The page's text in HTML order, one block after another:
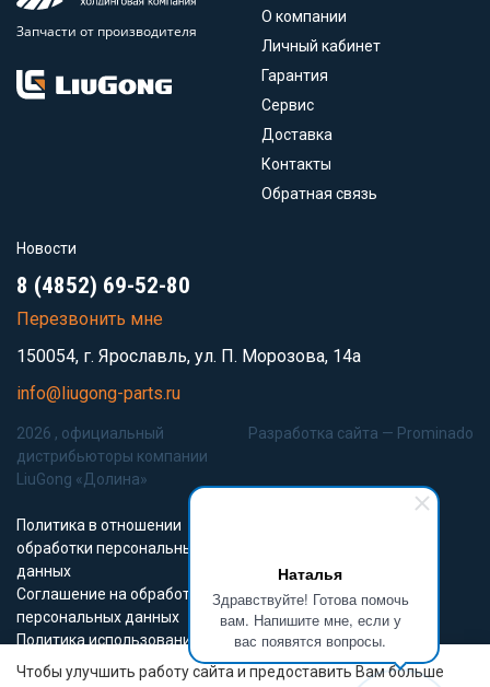
Наталья
Здравствуйте! Готова помочь
вам. Напишите мне, если у
вас появятся вопросы.
Запчасти от производителя
О компании
Личный кабинет
Гарантия
Сервис
Доставка
Контакты
Обратная связь
Новости
8 (4852) 69-52-80
Перезвонить мне
150054, г. Ярославль, ул. П. Морозова, 14а
info@liugong-parts.ru
2026 , официальный
дистрибьюторы компании
LiuGong «Долина»
Политика в отношении
обработки персональных
данных
Соглашение на обработку
персональных данных
Политика использования
Cookie-файлов
Разработка сайта — Prominado
Чтобы улучшить работу сайта и предоставить Вам больше